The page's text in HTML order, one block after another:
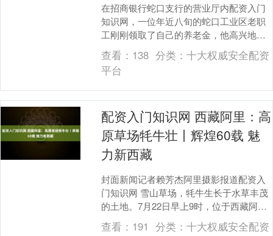
在招商银行蛇口支行的营业厅内配资入门
知识网，一位年近八旬的蛇口工业区老职
工刚刚领取了自己的养老金，他高兴地对
工作人员说：“这次来领取养老金，我深深
感受到了国家对....
查看： 138 分类： 十大权威安全配资
平台
配资入门知识网 西藏阿里：高
原草场牦牛壮丨辉煌60载 魅
力新西藏
封面新闻记者赖芳杰阿里摄影报道配资入
门知识网 雪山草场，牦牛生长于水草丰茂
的土地。7月22日早上9时，位于西藏阿里
地区霍尔乡的牦牛养殖场，膘肥体壮的牦
牛已经被赶....
查看： 191 分类： 十大权威安全配资